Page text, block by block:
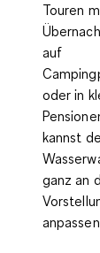
Touren
auf
oder in
kannst
ganz an